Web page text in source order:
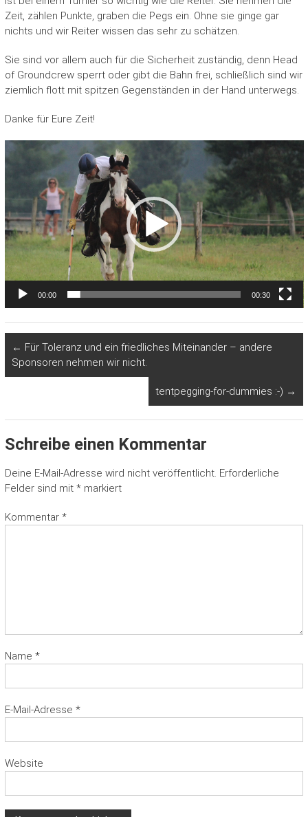
Zeit, zählen Punkte, graben die Pegs ein. Ohne sie ginge gar
nichts und wir Reiter wissen das sehr zu schätzen.
Sie sind vor allem auch für die Sicherheit zuständig, denn Head
of Groundcrew sperrt oder gibt die Bahn frei, schließlich sind wir
ziemlich flott mit spitzen Gegenständen in der Hand unterwegs.
Danke für Eure Zeit!
Video-
Player
00:00 00:30
← Für Toleranz und ein friedliches Miteinander – andere
Sponsoren nehmen wir nicht.
tentpegging-for-dummies :-) →
Schreibe einen Kommentar
Deine E-Mail-Adresse wird nicht veröffentlicht. Erforderliche
Felder sind mit *markiert
Kommentar *
Name *
E-Mail-Adresse *
Website